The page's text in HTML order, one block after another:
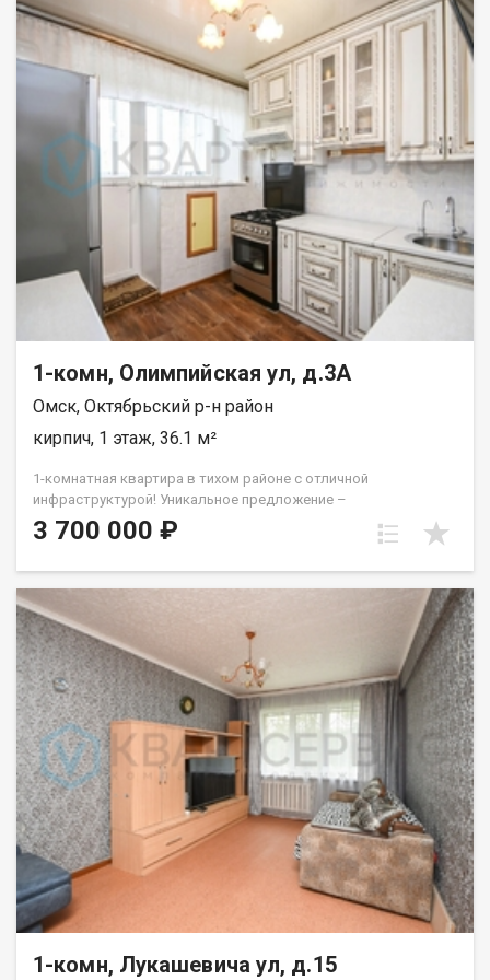
владельцев недвижимости. •Если у вас есть непроданная
недвижимость, у нас есть решение! Мы предлагаем
программу Trade-i
1-комн, Олимпийская ул, д.3А
Омск, Октябрьский р-н район
кирпич, 1 этаж, 36.1 м²
1-комнатная квартира в тихом районе с отличной
инфраструктурой! Уникальное предложение –
однокомнатную квартиру в теплом кирпичном доме с
толстыми стенами, которые обеспечивают идеальную тепло-
</span>Просторная гостиная 22 кв. м. с возможностью
зонирования – создайте свой идеальный уголок!</li> <li data-
list="bullet"><span class="ql-ui" contenteditable="false">
</span>Уютная кухня с выходом на застекленную лоджию –
наслаждайтесь утренним кофе с видом на зеленый двор.</li>
<li data-list="bullet"><span class="ql-ui" contenteditable="false">
</span>Совмещенный санузел, удобная планировка и
закрытый тамбур на три квартиры с местами для хранения.
</li> <li data-list="bullet"><span class="ql-ui"
contenteditable="false"></span>Спокойные соседи – семейные
люди, а подъезд недавно отремонтирован и всегда чистый.
</li></ul> Развитая инфраструктура: В шаговой доступности:
технологический лицей № 25, школы № 41 и 45, детские сады
№ 38 и 78. Рядом множество магазинов, аптек, ПВЗ и зеленых
скверов для прогулок. Остановка общественного транспорта
на ул. 75 Гвардейской бригады – всего 15 минут до центра
города! Уникальное предложение для владельцев
недвижимости. •Если у вас есть непроданная недвижимость, у
3 700 000 ₽
1-комн, Лукашевича ул, д.15